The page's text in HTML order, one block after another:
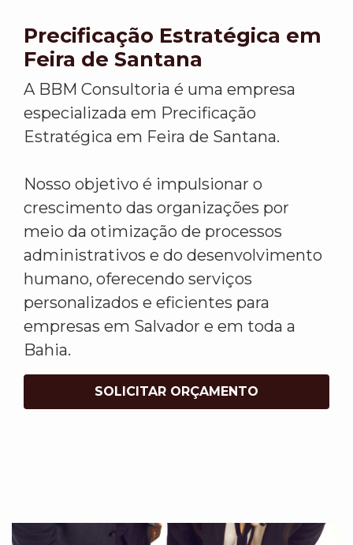
Precificação Estratégica em
Feira de Santana
A BBM Consultoria é uma empresa
especializada em Precificação
Estratégica em Feira de Santana.
Nosso objetivo é impulsionar o
crescimento das organizações por
meio da otimização de processos
administrativos e do desenvolvimento
humano, oferecendo serviços
personalizados e eficientes para
empresas em Salvador e em toda a
Bahia.
SOLICITAR ORÇAMENTO